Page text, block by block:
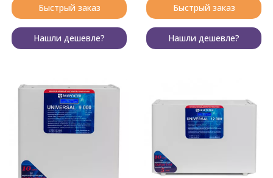
Быстрый заказ
Нашли дешевле?
Быстрый заказ
Нашли дешевле?